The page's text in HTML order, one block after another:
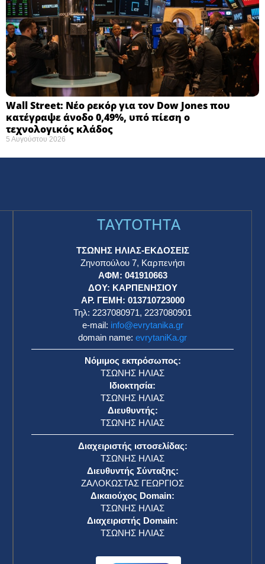
Wall Street: Νέο ρεκόρ για τον Dow Jones που
κατέγραψε άνοδο 0,49%, υπό πίεση ο
τεχνολογικός κλάδος
5 Αυγούστου 2026
TAYTOTHTA
ΤΣΩΝΗΣ ΗΛΙΑΣ-ΕΚΔΟΣΕΙΣ
Ζηνοπούλου 7, Καρπενήσι
ΑΦΜ: 041910663
ΔΟΥ: ΚΑΡΠΕΝΗΣΙΟΥ
ΑΡ. ΓΕΜΗ: 013710723000
Τηλ: 2237080971, 2237080901
e-mail: info@evrytanika.gr
domain name: evrytaniKa.gr
Νόμιμος εκπρόσωπος:
ΤΣΩΝΗΣ ΗΛΙΑΣ
Ιδιοκτησία:
ΤΣΩΝΗΣ ΗΛΙΑΣ
Διευθυντής:
ΤΣΩΝΗΣ ΗΛΙΑΣ
Διαχειριστής ιστοσελίδας:
ΤΣΩΝΗΣ ΗΛΙΑΣ
Διευθυντής Σύνταξης:
ΖΑΛΟΚΩΣΤΑΣ ΓΕΩΡΓΙΟΣ
Δικαιούχος Domain:
ΤΣΩΝΗΣ ΗΛΙΑΣ
Διαχειριστής Domain:
ΤΣΩΝΗΣ ΗΛΙΑΣ